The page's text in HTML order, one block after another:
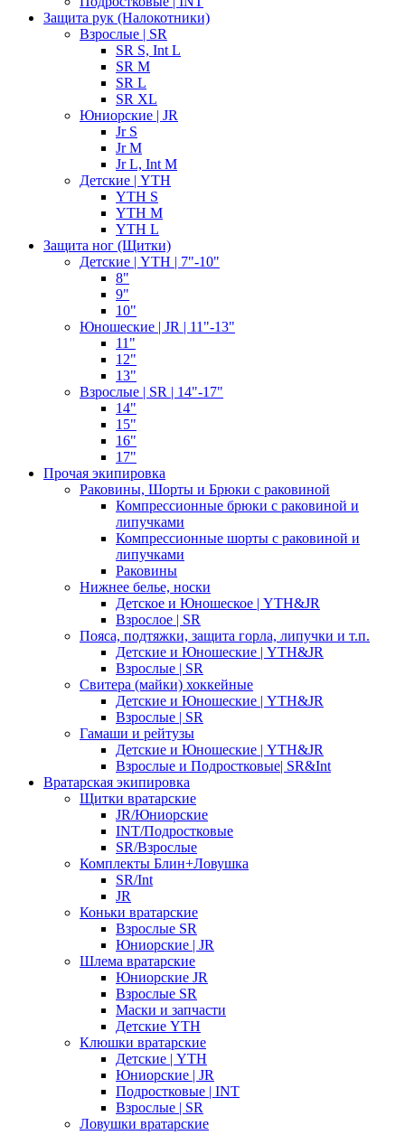
Защита рук (Налокотники)
Взрослые | SR
SR S, Int L
SR M
SR L
SR XL
Юниорские | JR
Jr S
Jr M
Jr L, Int M
Детские | YTH
YTH S
YTH M
YTH L
Защита ног (Щитки)
Детские | YTH | 7"-10"
8"
9"
10"
Юношеские | JR | 11"-13"
11"
12"
13"
Взрослые | SR | 14"-17"
14"
15"
16"
17"
Прочая экипировка
Раковины, Шорты и Брюки с раковиной
Компрессионные брюки с раковиной и
липучками
Компрессионные шорты с раковиной и
липучками
Раковины
Нижнее белье, носки
Детское и Юношеское | YTH&JR
Взрослое | SR
Пояса, подтяжки, защита горла, липучки и т.п.
Детские и Юношеские | YTH&JR
Взрослые | SR
Свитера (майки) хоккейные
Детские и Юношеские | YTH&JR
Взрослые | SR
Гамаши и рейтузы
Детские и Юношеские | YTH&JR
Взрослые и Подростковые| SR&Int
Вратарская экипировка
Щитки вратарские
JR/Юниорские
INT/Подростковые
SR/Взрослые
Комплекты Блин+Ловушка
SR/Int
JR
Коньки вратарские
Взрослые SR
Юниорские | JR
Шлема вратарские
Юниорские JR
Взрослые SR
Маски и запчасти
Детские YTH
Клюшки вратарские
Детские | YTH
Юниорские | JR
Подростковые | INT
Взрослые | SR
Ловушки вратарские